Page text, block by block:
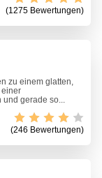
(1275 Bewertungen)
zu einem glatten,
einer
und gerade so...
(246 Bewertungen)